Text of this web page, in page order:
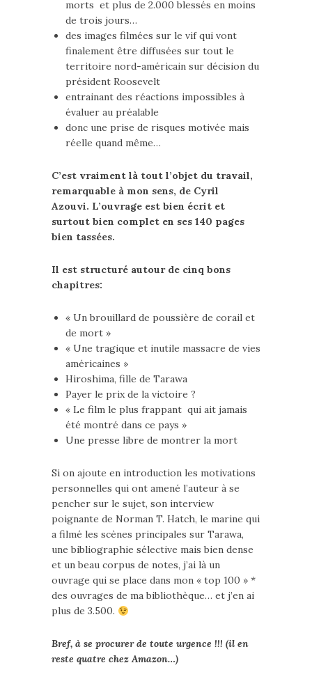
morts et plus de 2.000 blessés en moins
de trois jours…
des images filmées sur le vif qui vont
finalement être diffusées sur tout le
territoire nord-américain sur décision du
président Roosevelt
entrainant des réactions impossibles à
évaluer au préalable
donc une prise de risques motivée mais
réelle quand même…
C’est vraiment là tout l’objet du travail,
remarquable à mon sens, de Cyril
Azouvi. L’ouvrage est bien écrit et
surtout bien complet en ses 140 pages
bien tassées.
Il est structuré autour de cinq bons
chapitres:
« Un brouillard de poussière de corail et
de mort »
« Une tragique et inutile massacre de vies
américaines »
Hiroshima, fille de Tarawa
Payer le prix de la victoire ?
« Le film le plus frappant qui ait jamais
été montré dans ce pays »
Une presse libre de montrer la mort
Si on ajoute en introduction les motivations
personnelles qui ont amené l’auteur à se
pencher sur le sujet, son interview
poignante de Norman T. Hatch, le marine qui
a filmé les scènes principales sur Tarawa,
une bibliographie sélective mais bien dense
et un beau corpus de notes, j’ai là un
ouvrage qui se place dans mon « top 100 » *
des ouvrages de ma bibliothèque… et j’en ai
plus de 3.500.
Bref, à se procurer de toute urgence !!! (il en
reste quatre chez Amazon…)